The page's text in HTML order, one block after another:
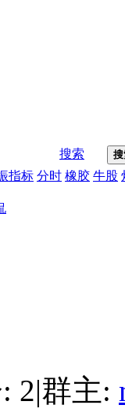
搜索
指标 分时 橡胶 牛股
2|群主: